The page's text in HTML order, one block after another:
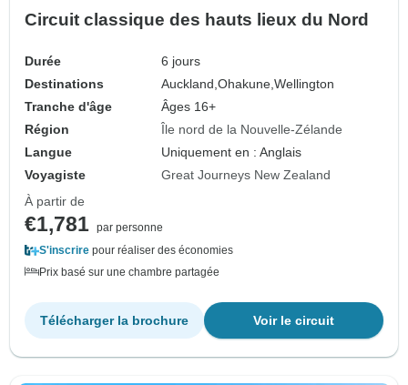
Circuit classique des hauts lieux du Nord
Durée
6 jours
Destinations
Auckland,Ohakune,Wellington
Tranche d'âge
Âges 16+
Région
Île nord de la Nouvelle-Zélande
Langue
Uniquement en : Anglais
Voyagiste
Great Journeys New Zealand
À partir de
€1,781 par personne
S'inscrire pour réaliser des économies
Prix basé sur une chambre partagée
Voir le circuit
Télécharger la brochure